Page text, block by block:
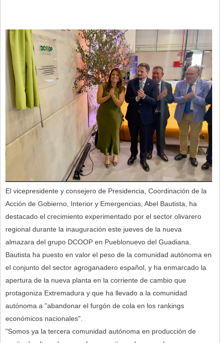
El vicepresidente y consejero de Presidencia, Coordinación de la
Acción de Gobierno, Interior y Emergencias, Abel Bautista, ha
destacado el crecimiento experimentado por el sector olivarero
regional durante la inauguración este jueves de la nueva
almazara del grupo DCOOP en Pueblonuevo del Guadiana.
Bautista ha puesto en valor el peso de la comunidad autónoma en
el conjunto del sector agroganadero español, y ha enmarcado la
apertura de la nueva planta en la corriente de cambio que
protagoniza Extremadura y que ha llevado a la comunidad
autónoma a "abandonar el furgón de cola en los rankings
económicos nacionales".
"Somos ya la tercera comunidad autónoma en producción de